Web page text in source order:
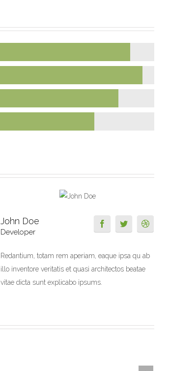
John Doe
Developer
Redantium, totam rem aperiam, eaque ipsa qu ab
illo inventore veritatis et quasi architectos beatae
vitae dicta sunt explicabo ipsums.